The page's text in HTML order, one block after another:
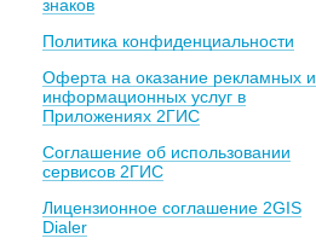
знаков
Политика конфиденциальности
Оферта на оказание рекламных и
информационных услуг в
Приложениях 2ГИС
Соглашение об использовании
сервисов 2ГИС
Лицензионное соглашение 2GIS
Dialer